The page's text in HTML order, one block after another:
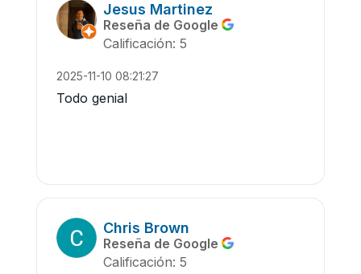
Jesus Martinez
Reseña de Google
Calificación: 5
2025-11-10 08:21:27
Todo genial
Chris Brown
Reseña de Google
Calificación: 5